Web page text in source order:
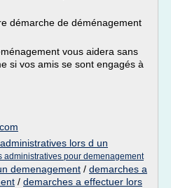
démarche de déménagement
vous aidera sans
si vos amis se sont engagés à
lors d un
administratives pour demenagement
demenagement / demarches a
/ demarches a effectuer lors